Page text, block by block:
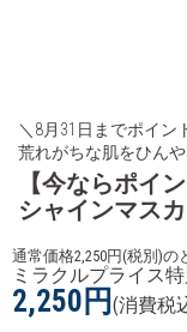
＼8月31日までポイン
荒れがちな肌をひん
【今ならポイ
シャインマス
通常価格2,250円(税別)の
ミラクルプライス
2,250円 (消費税